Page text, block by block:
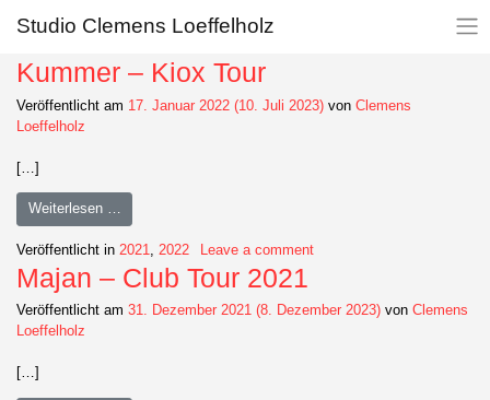
Studio Clemens Loeffelholz
Kategorie:2021
Kummer – Kiox Tour
Veröffentlicht am 17. Januar 2022 (10. Juli 2023) von Clemens
Loeffelholz
[…]
Weiterlesen …
Veröffentlicht in 2021 2022 Leave a comment
Majan – Club Tour 2021
Veröffentlicht am 31. Dezember 2021 (8. Dezember 2023) von Clemens
Loeffelholz
[…]